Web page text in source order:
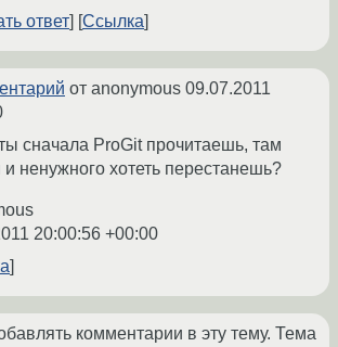
ответ
Ссылка
от anonymous 09.07.2011
сначала ProGit прочитаешь, там
и ненужного хотеть перестанешь?
20:00:56 +00:00
комментарии в эту тему. Тема